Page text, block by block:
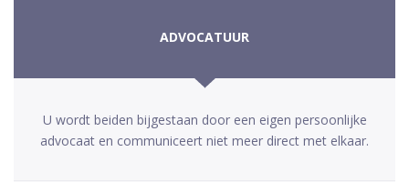
ADVOCATUUR
U wordt beiden bijgestaan door een eigen persoonlijke
advocaat en communiceert niet meer direct met elkaar.